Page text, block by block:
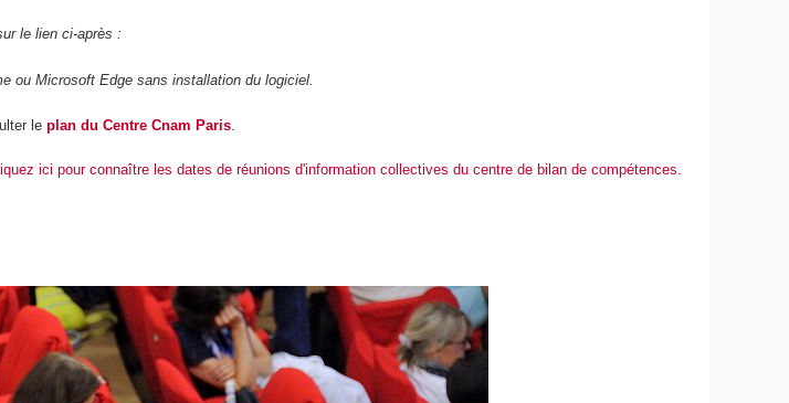
le lien ci-après :
ou Microsoft Edge sans installation du logiciel.
le plan du Centre Cnam Paris
ici pour connaître les dates de réunions d'information collectives du centre de bilan de compétences.